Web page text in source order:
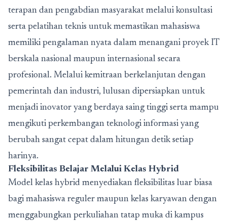
terapan dan pengabdian masyarakat melalui konsultasi
serta pelatihan teknis untuk memastikan mahasiswa
memiliki pengalaman nyata dalam menangani proyek IT
berskala nasional maupun internasional secara
profesional. Melalui kemitraan berkelanjutan dengan
pemerintah dan industri, lulusan dipersiapkan untuk
menjadi inovator yang berdaya saing tinggi serta mampu
mengikuti perkembangan teknologi informasi yang
berubah sangat cepat dalam hitungan detik setiap
harinya.
Fleksibilitas Belajar Melalui Kelas Hybrid
Model kelas hybrid menyediakan fleksibilitas luar biasa
bagi mahasiswa reguler maupun kelas karyawan dengan
menggabungkan perkuliahan tatap muka di kampus